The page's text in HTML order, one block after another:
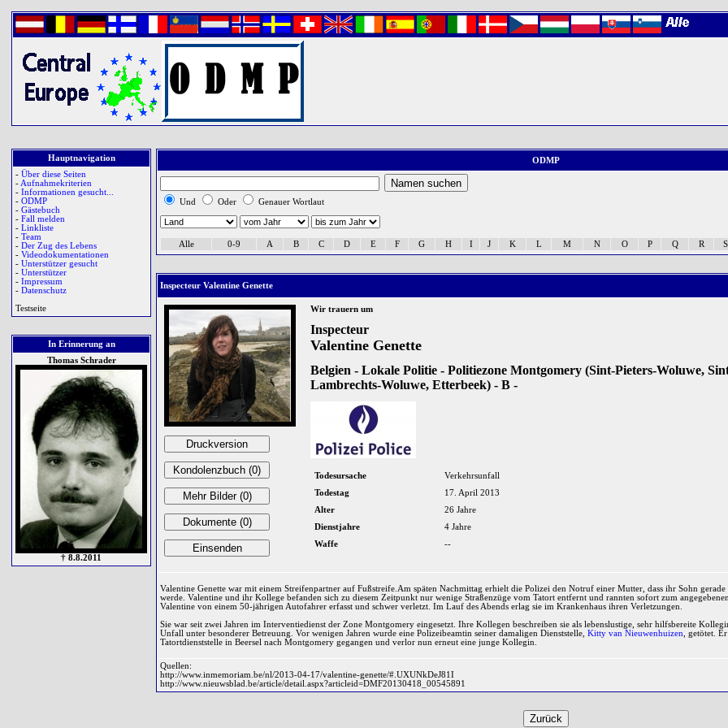
Hauptnavigation
- Über diese Seiten
- Aufnahmekriterien
- Informationen gesucht...
- ODMP
- Gästebuch
- Fall melden
- Linkliste
- Team
- Der Zug des Lebens
- Videodokumentationen
- Unterstützer gesucht
- Unterstützer
- Impressum
- Datenschutz
Testseite
In Erinnerung an
Thomas Schrader
† 8.8.2011
ODMP
Und Oder Genauer Wortlaut
Alle 0-9 A B C D E F G H I J K L M N O P Q R S
Inspecteur Valentine Genette
Wir trauern um
Inspecteur
Valentine Genette
Belgien - Lokale Politie - Politiezone Montgomery (Sint-Pieters-Woluwe,
Lambrechts-Woluwe, Etterbeek) - B -
Todesursache
Verkehrsunfall
Todestag
17. April 2013
Alter
26 Jahre
Dienstjahre
4 Jahre
Waffe
--
Valentine Genette war mit einem Streifenpartner auf Fußstreife.Am späten Nachmittag erhielt die Polizei den Notruf einer Mutter, dass ihr Sohn
werde. Valentine und ihr Kollege befanden sich zu diesem Zeitpunkt nur wenige Straßenzüge vom Tatort entfernt und rannten sofort zum
Valentine von einem 50-jährigen Autofahrer erfasst und schwer verletzt. Im Lauf des Abends erlag sie im Krankenhaus ihren Verletzungen.
Sie war seit zwei Jahren im Interventiedienst der Zone Montgomery eingesetzt. Ihre Kollegen beschreiben sie als lebenslustige, sehr hilfsbereite
Unfall unter besonderer Betreuung. Vor wenigen Jahren wurde eine Polizeibeamtin seiner damaligen Dienststelle, Kitty van Nieuwenhuizen , getötet.
Tatortdienststelle in Beersel nach Montgomery gegangen und verlor nun erneut eine junge Kollegin.
Quellen:
http://www.inmemoriam.be/nl/2013-04-17/valentine-genette/#.UXUNkDeJ81I
http://www.nieuwsblad.be/article/detail.aspx?articleid=DMF20130418_00545891